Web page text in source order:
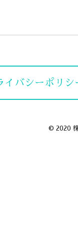
イバシーポリシ
© 2020